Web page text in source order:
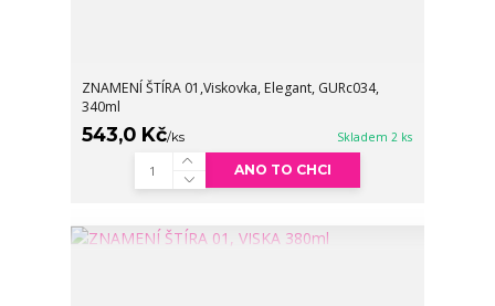
ZNAMENÍ ŠTÍRA 01,Viskovka, Elegant, GURc034,
340ml
543,0 Kč/ks Skladem 2 ks
ANO TO CHCI